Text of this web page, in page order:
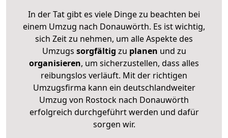
In der Tat gibt es viele Dinge zu beachten bei
einem Umzug nach Donauwörth. Es ist wichtig,
sich Zeit zu nehmen, um alle Aspekte des
Umzugs sorgfältig zu planen und zu
organisieren, um sicherzustellen, dass alles
reibungslos verläuft. Mit der richtigen
Umzugsfirma kann ein deutschlandweiter
Umzug von Rostock nach Donauwörth
erfolgreich durchgeführt werden und dafür
sorgen wir.